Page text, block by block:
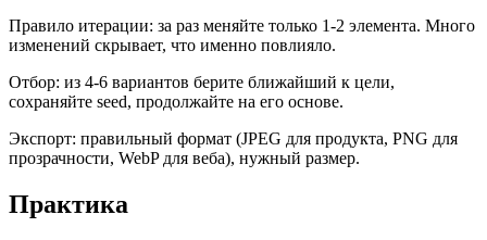
Правило итерации: за раз меняйте только 1-2 элемента. Много
изменений скрывает, что именно повлияло.
Отбор: из 4-6 вариантов берите ближайший к цели,
сохраняйте seed, продолжайте на его основе.
Экспорт: правильный формат (JPEG для продукта, PNG для
прозрачности, WebP для веба), нужный размер.
Практика